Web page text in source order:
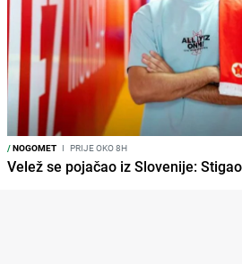
/NOGOMET I PRIJE OKO 8H
Velež se pojačao iz Slovenije: